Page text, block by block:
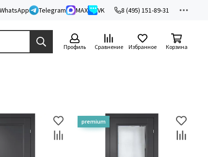
WhatsApp Telegram MAX VK 8 (495) 151-89-31
Профиль Сравнение Избранное Корзина